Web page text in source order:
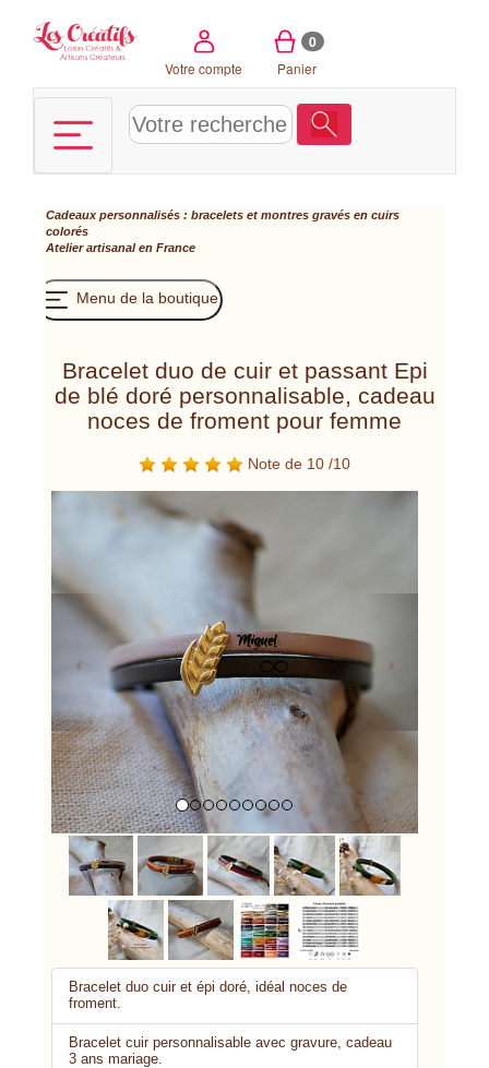
Votre compte
0
Panier
Cadeaux personnalisés : bracelets et montres gravés en cuirs
colorés
Atelier artisanal en France
Menu de la boutique
Bracelet duo de cuir et passant Epi
de blé doré personnalisable, cadeau
noces de froment pour femme
Note de 10 /10
Previous
Bracelet duo cuir et épi doré, idéal noces de
froment.
Bracelet cuir personnalisable avec gravure, cadeau
3 ans mariage.